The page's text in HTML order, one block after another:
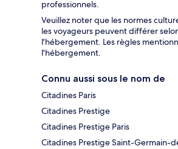
professionnels.
Veuillez noter que les normes
les voyageurs peuvent différer
l'hébergement. Les règles
l'hébergement.
Connu aussi sous le nom de
Citadines Paris
Citadines Prestige
Citadines Prestige Paris
Citadines Prestige Saint-Germain-